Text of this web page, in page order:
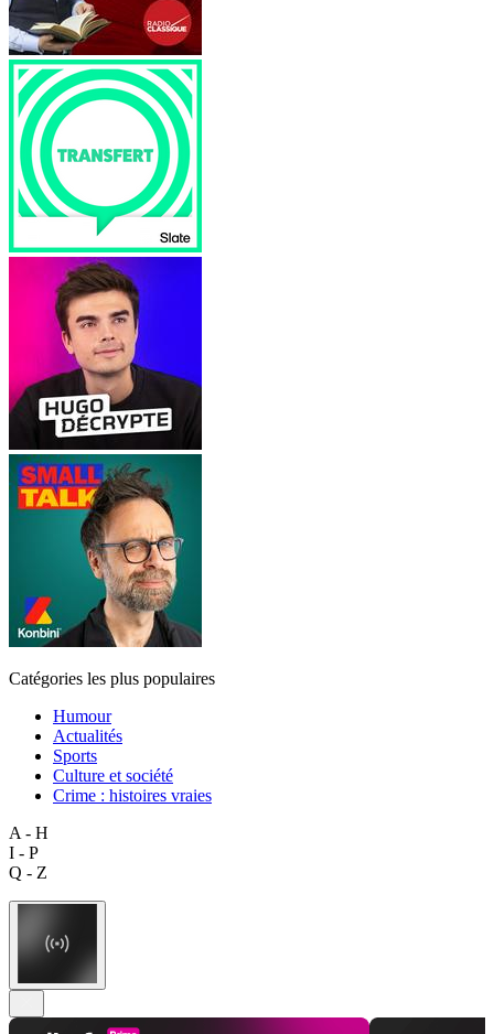
Catégories les plus populaires
Humour
Actualités
Sports
Culture et société
Crime : histoires vraies
A - H
I - P
Q - Z